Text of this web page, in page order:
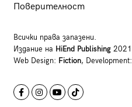
Поверителност
Всички права запазени.
Издание на HiEnd Publishing2021
Web Design: Fiction, Development: